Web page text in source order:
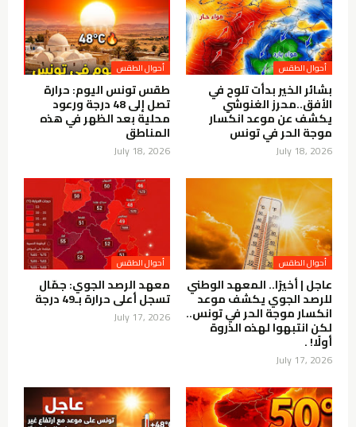
أحوال الطقس
بشائر الخير بدأت تلوح في
الأفق..محرز الغنوشي
يكشف عن موعد انكسار
موجة الحر في تونس
July 18, 2026
أحوال الطقس
طقس تونس اليوم: حرارة
تصل إلى 48 درجة ورعود
محلية بعد الظهر في هذه
المناطق
July 18, 2026
أحوال الطقس
عاجل | أخيرًا.. المعهد الوطني
للرصد الجوي يكشف موعد
انكسار موجة الحر في تونس..
لكن انتبهوا لهذه الذروة
أولًا! .
July 17, 2026
أحوال الطقس
معهد الرصد الجوي: جمّال
تسجل أعلى حرارة بـ49 درجة
July 17, 2026